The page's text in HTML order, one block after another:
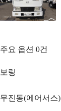
주요 옵션 0건
보링
무진동(에어서스)